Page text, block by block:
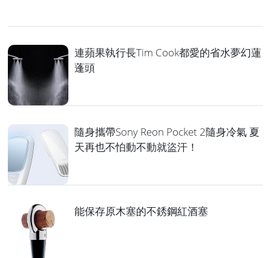
連蘋果執行長Tim Cook都愛的省水夢幻蓮
蓬頭
隨身攜帶Sony Reon Pocket 2隨身冷氣 夏
天再也不怕動不動就盜汗！
能保存原木塞的不銹鋼紅酒塞